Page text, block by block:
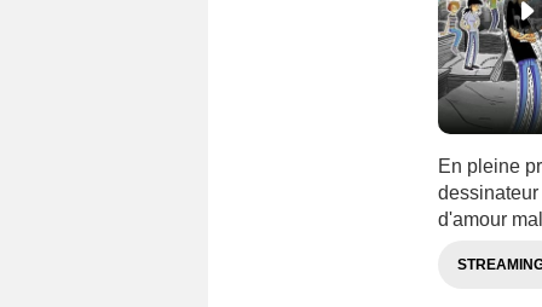
En pleine
d'amour